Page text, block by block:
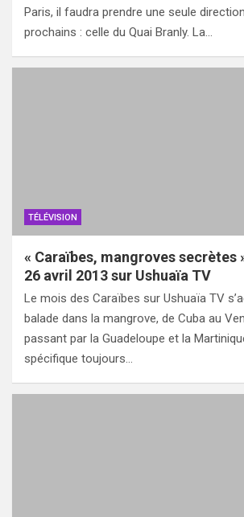
Paris, il faudra prendre une seule
prochains : celle du Quai Branly. La…
TÉLÉVISION
« Caraïbes, mangroves secrètes
26 avril 2013 sur Ushuaïa TV
Le mois des Caraïbes sur Ushuaïa TV
balade dans la mangrove, de Cuba au
passant par la Guadeloupe et la
spécifique toujours…